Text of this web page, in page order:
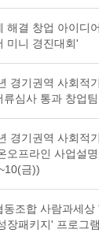
해결 창업 아이디
미니 경진대회'
경기권역 사회적
류심사 통과 창업
경기권역 사회적
오프라인 사업설
금))
동조합 사람과세상
장패키지' 프로그